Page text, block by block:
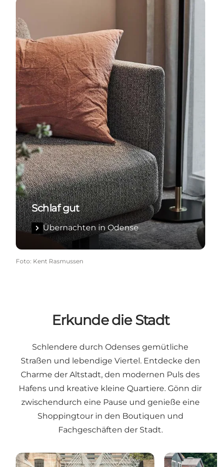
Übernachten in Odense
Schlaf gut
Übernachten in Odense
Foto: Kent Rasmussen
Erkunde die Stadt
Schlendere durch Odenses gemütliche
Straßen und lebendige Viertel. Entdecke den
Charme der Altstadt, den modernen Puls des
Hafens und kreative kleine Quartiere. Gönn dir
zwischendurch eine Pause und genieße eine
Shoppingtour in den Boutiquen und
Fachgeschäften der Stadt.
Brandts Klædefabrik Altstadt